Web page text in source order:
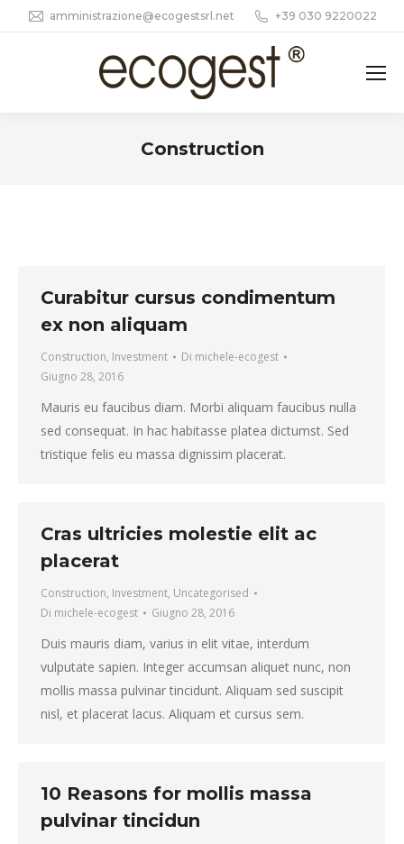
amministrazione@ecogestsrl.net +39 030 9220022
Construction
Curabitur cursus condimentum
ex non aliquam
Construction, Investment Di michele-ecogest
Giugno 28, 2016
Mauris eu faucibus diam. Morbi aliquam faucibus nulla
sed consequat. In hac habitasse platea dictumst. Sed
tristique felis eu massa dignissim placerat.
Cras ultricies molestie elit ac
placerat
Construction, Investment, Uncategorised
Di michele-ecogest Giugno 28, 2016
Duis mauris diam, varius in elit vitae, interdum
vulputate sapien. Integer accumsan aliquet nunc, non
mollis massa pulvinar tincidunt. Aliquam sed suscipit
nisl, et placerat lacus. Aliquam et cursus sem.
10 Reasons for mollis massa
pulvinar tincidun